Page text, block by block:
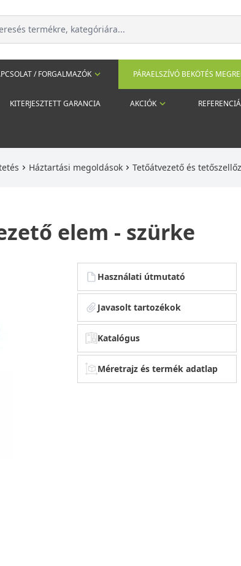
/ FORGALMAZÓK PÁRAELSZÍVÓ BEKÖTÉS
KITERJESZTETT GARANCIA AKCIÓK
Háztartási megoldások Tetőátvezető és
elem - szürke
Használati útmutató
Javasolt tartozékok
Katalógus
Méretrajz és termék adatlap